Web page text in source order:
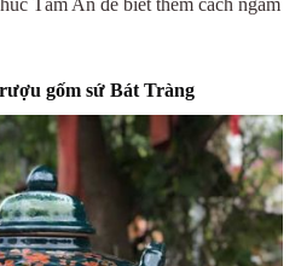
Tâm An để biết thêm cách ngâm
gốm sứ Bát Tràng